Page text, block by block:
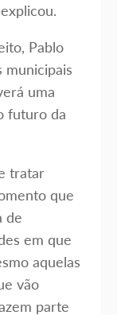
Pablo
municipais
uma
futuro da
tratar
que
de
em que
aquelas
vão
parte